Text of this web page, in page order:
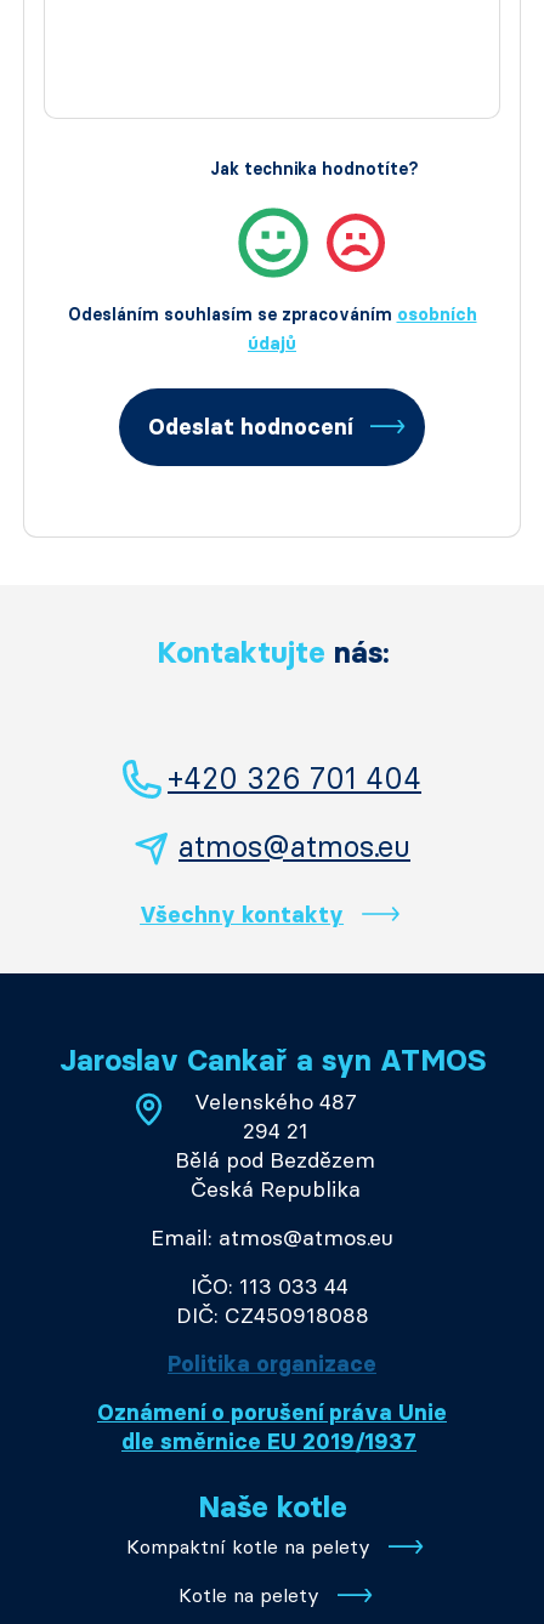
Odesláním souhlasím se zpracováním osobních
údajů
Jak technika hodnotíte?
Odeslat hodnocení
Kontaktujte nás:
+420 326 701 404
atmos@atmos.eu
Všechny kontakty
Jaroslav Cankař a syn ATMOS
Velenského 487
294 21
Bělá pod Bezdězem
Česká Republika
Email: atmos@atmos.eu
IČO: 113 033 44
DIČ: CZ450918088
Politika organizace
Oznámení o porušení práva Unie
dle směrnice EU 2019/1937
Naše kotle
Kompaktní kotle na pelety
Kotle na pelety